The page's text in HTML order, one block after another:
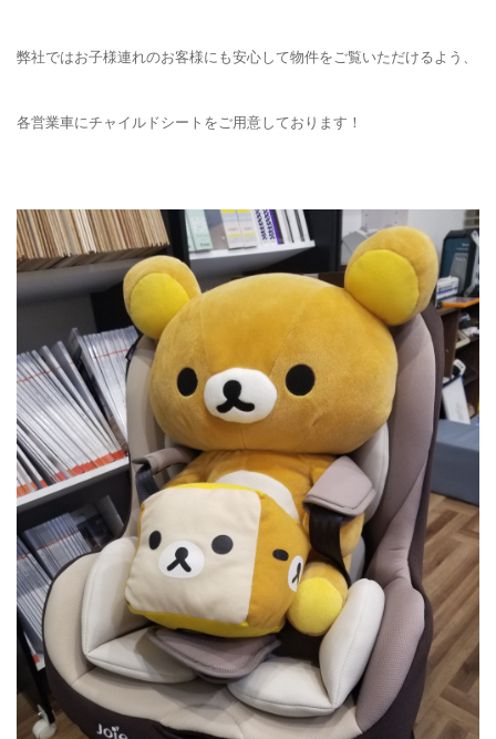
弊社ではお子様連れのお客様にも安心して物件をご覧いただけるよう、
各営業車にチャイルドシートをご用意しております！